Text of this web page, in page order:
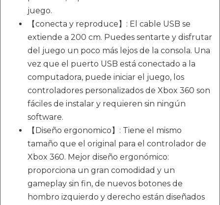
juego.
【conecta y reproduce】: El cable USB se
extiende a 200 cm. Puedes sentarte y disfrutar
del juego un poco más lejos de la consola. Una
vez que el puerto USB está conectado a la
computadora, puede iniciar el juego, los
controladores personalizados de Xbox 360 son
fáciles de instalar y requieren sin ningún
software.
【Diseño ergonomico】: Tiene el mismo
tamaño que el original para el controlador de
Xbox 360. Mejor diseño ergonómico:
proporciona un gran comodidad y un
gameplay sin fin, de nuevos botones de
hombro izquierdo y derecho están diseñados